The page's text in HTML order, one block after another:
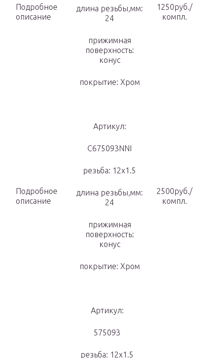
Подробное
описание
длина резьбы,мм:
24
прижимная
поверхность:
конус
покрытие: Хром
1250руб./
компл.
Подробное
описание
Артикул:
С675093NNI
резьба: 12х1.5
длина резьбы,мм:
24
прижимная
поверхность:
конус
покрытие: Хром
2500руб./
компл.
Артикул:
575093
резьба: 12х1.5